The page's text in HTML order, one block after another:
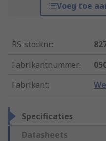
Voeg toe
RS-stocknr.:
Fabrikantnummer:
Fabrikant:
Specificaties
Datasheets